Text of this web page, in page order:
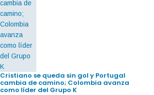
Cristiano se queda sin gol y Portugal
cambia de camino; Colombia avanza
como líder del Grupo K